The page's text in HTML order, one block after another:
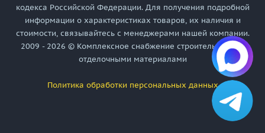
кодекса Российской Федерации. Для получения подробной
информации о характеристиках товаров, их наличия и
стоимости, связывайтесь с менеджерами нашей компании.
2009 - 2026 © Комплексное снабжение строительными и
отделочными материалами
Политика обработки персональных данных